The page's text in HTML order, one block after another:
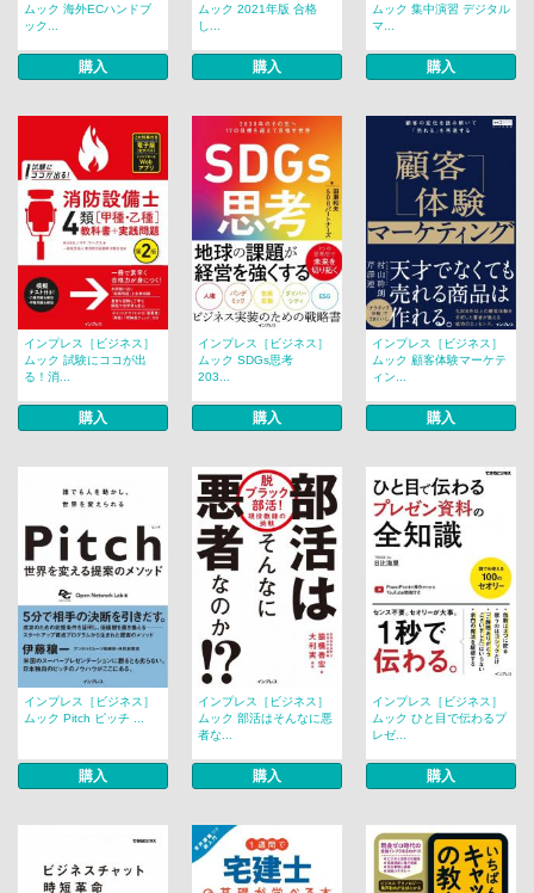
ムック 海外ECハンドブ
ック...
購入
ムック 2021年版 合格
し...
購入
ムック 集中演習 デジタル
マ...
購入
インプレス［ビジネス］
ムック 試験にココが出
る！消...
購入
インプレス［ビジネス］
ムック SDGs思考
203...
購入
インプレス［ビジネス］
ムック 顧客体験マーケテ
ィン...
購入
インプレス［ビジネス］
ムック Pitch ピッチ ...
購入
インプレス［ビジネス］
ムック 部活はそんなに悪
者な...
購入
インプレス［ビジネス］
ムック ひと目で伝わるプ
レゼ...
購入